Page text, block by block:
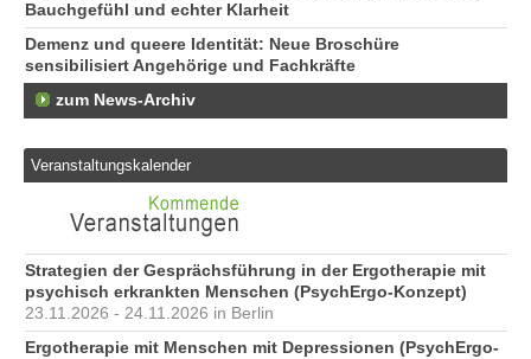
Bauchgefühl und echter Klarheit
Demenz und queere Identität: Neue Broschüre
sensibilisiert Angehörige und Fachkräfte
zum News-Archiv
Veranstaltungskalender
Strategien der Gesprächsführung in der Ergotherapie mit
psychisch erkrankten Menschen (PsychErgo-Konzept)
23.11.2026 - 24.11.2026 in Berlin
Ergotherapie mit Menschen mit Depressionen (PsychErgo-